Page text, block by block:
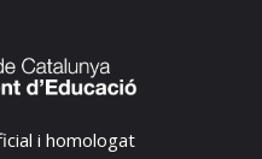
i homologat